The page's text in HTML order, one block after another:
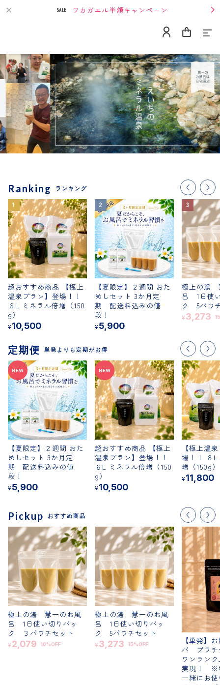
ワカガエル半額キャンペーン
Home
About
Category
単発購入
定期便
おすすめ
Shop Guide
お支払い方法について
配送・送料について
よくある質問
プライバシーポリシー
特定商取引法に基づく表記
LINE instagramYouTube
Ranking ランキング
超おすすめ商品 【極上
温泉プラン】登場！！
６L ミネラル倍増（150
g）
¥ 10,500
【夏限定】２週間 おた
めしセット 3か月定
期 配送料込みの値
段！
¥ 5,900
極上の湯
呂 1日使
ク 5パウ
¥ 3,273
定期便 単発よりも定期がお得
【夏限定】２週間 おた
めしセット 3か月定
期 配送料込みの値
段！
¥ 5,900
超おすすめ商品 【極上
温泉プラン】登場！！
６L ミネラル倍増（150
g）
¥ 10,500
【極上温
場！！ ８
増（150g）
¥ 11,800
Pickup おすすめ商品
極上の湯 慧一のお風
呂 1日使い切りパッ
ク ３パウチセット
¥ 2,079 10%OFF
極上の湯 慧一のお風
呂 1日使い切りパッ
ク 5パウチセット
¥ 3,273 15%OFF
【単発】
パ プラ
ワンラン
実現！ ※
一緒にお